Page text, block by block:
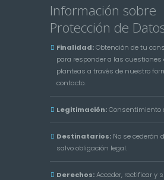
Información sobre
Protección de
Finalidad:Obtención de tu
para responder a las cuestiones
planteas a través de nuestro
contacto.
Legitimación:Consentimiento
Destinatarios: No se cederán
salvo obligación legal.
Derechos:Acceder, rectificar y